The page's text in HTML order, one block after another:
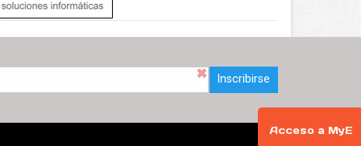
Acceso a MyE
Inscribirse